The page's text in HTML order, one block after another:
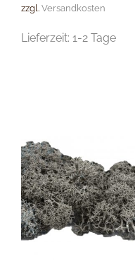
zzgl. Versandkosten
Lieferzeit: 1-2 Tage